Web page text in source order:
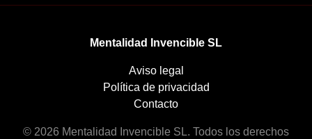
Mentalidad Invencible SL
Aviso legal
Política de privacidad
Contacto
© 2026 Mentalidad Invencible SL. Todos los derechos